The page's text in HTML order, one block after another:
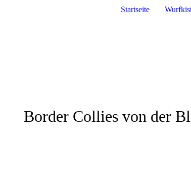
Startseite
Border Collies von der